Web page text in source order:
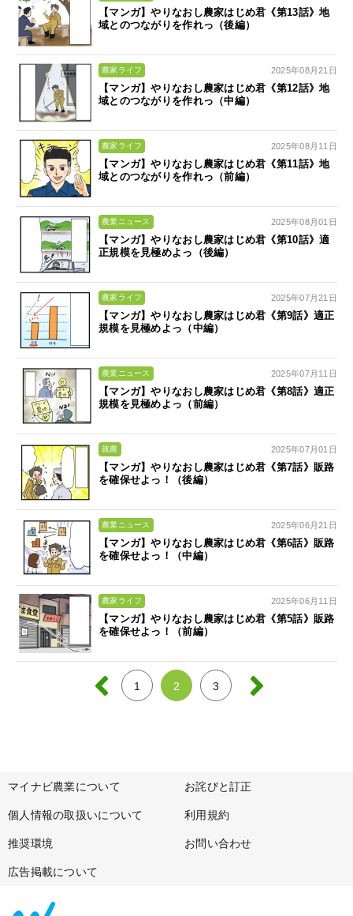
【マンガ】やりなおし農家はじめ君《第13話》地
域とのつながりを作れっ（後編）
農家ライフ 2025年08月21日
【マンガ】やりなおし農家はじめ君《第12話》地
域とのつながりを作れっ（中編）
農家ライフ 2025年08月11日
【マンガ】やりなおし農家はじめ君《第11話》地
域とのつながりを作れっ（前編）
農業ニュース 2025年08月01日
【マンガ】やりなおし農家はじめ君《第10話》適
正規模を見極めよっ（後編）
農家ライフ 2025年07月21日
【マンガ】やりなおし農家はじめ君《第9話》適正
規模を見極めよっ（中編）
農業ニュース 2025年07月11日
【マンガ】やりなおし農家はじめ君《第8話》適正
規模を見極めよっ（前編）
就農 2025年07月01日
【マンガ】やりなおし農家はじめ君《第7話》販路
を確保せよっ！（後編）
農業ニュース 2025年06月21日
【マンガ】やりなおし農家はじめ君《第6話》販路
を確保せよっ！（中編）
農家ライフ 2025年06月11日
【マンガ】やりなおし農家はじめ君《第5話》販路
を確保せよっ！（前編）
1 2 3
マイナビ農業について お詫びと訂正
個人情報の取扱いについて 利用規約
推奨環境 お問い合わせ
広告掲載について